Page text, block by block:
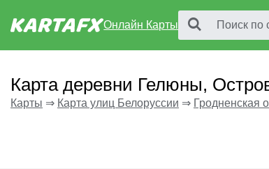
Онлайн Карты
Карта деревни Гелюны,
Карты ⇒ Карта улиц Белоруссии ⇒ Гродненская